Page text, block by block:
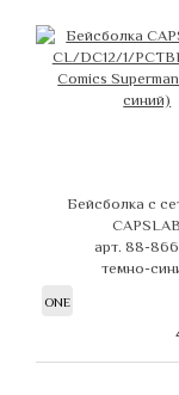
Бейсболка с
CAPSLAB
арт. 88-
темно-
ONE